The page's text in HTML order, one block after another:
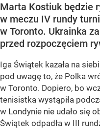
Marta Kostiuk będzie
w meczu IV rundy
w Toronto. Ukrainka
przed rozpoczęciem
Iga Świątek kazała na
pod uwagę to, że Polka
w Toronto. Dopiero, bo
tenisistka wystąpiła
w Londynie nie udało się
Świątek odpadła w III